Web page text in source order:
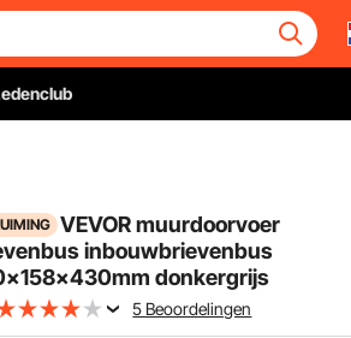
VEVOR muurdoorvoer
inbouwbrievenbus
donkergrijs
5 Beoordelingen